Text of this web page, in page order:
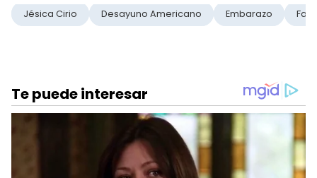
Jésica Cirio Desayuno Americano Embarazo